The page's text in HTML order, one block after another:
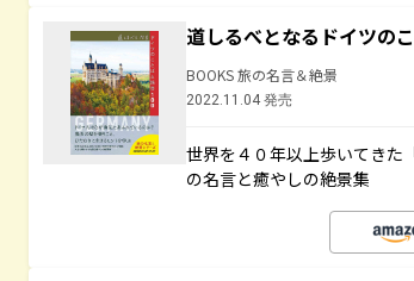
道しるべとなるドイツの
BOOKS 旅の名言＆絶景
2022.11.04 発売
世界を４０年以上歩いてきた
の名言と癒やしの絶景集